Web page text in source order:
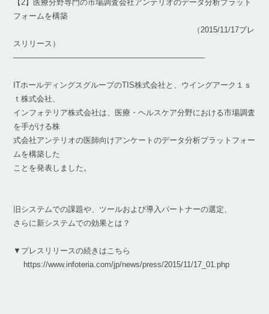
【2】医療分野専門の市場調査会社アンテリオのデータ分析プラット
フォームを構築
（2015/11/17プレ
スリリース）
————————————————————————–
ITホールディングスグループのTIS株式会社と、ウイングアーク１ｓ
ｔ株式会社、
インフォテリア株式会社は、医療・ヘルスケア分野における市場調査
を手がける株
式会社アンテリオの医師向けアンケートのデータ分析プラットフォー
ムを構築した
ことを発表しました。
旧システムでの課題や、ツールおよび導入パートナーの選定、
さらに新システムでの効果とは？
▼プレスリリースの続きはこちら
https://www.infoteria.com/jp/news/press/2015/11/17_01.php